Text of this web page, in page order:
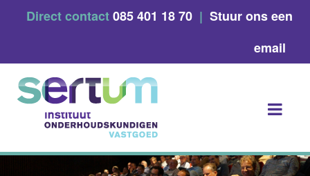
Direct contact085 401 18 70 | Stuur ons een
email